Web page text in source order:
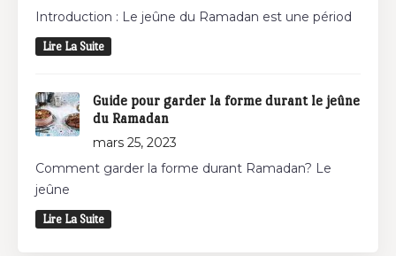
Introduction : Le jeûne du Ramadan est une périod
Lire La Suite
Guide pour garder la forme durant le jeûne
du Ramadan
mars 25, 2023
Comment garder la forme durant Ramadan? Le
jeûne
Lire La Suite